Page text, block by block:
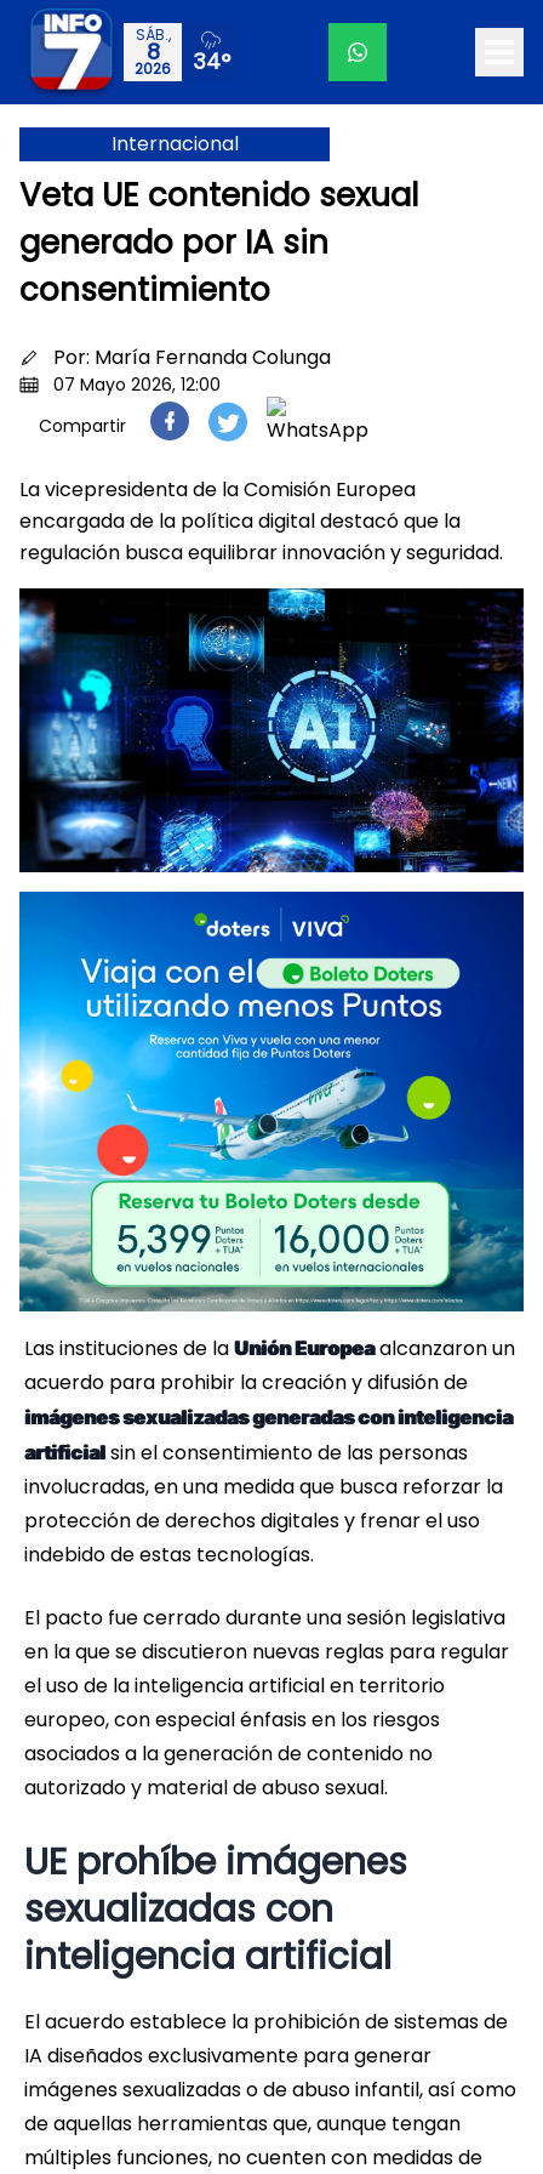
SÁB.,
8
2026 34°
Internacional
Veta UE contenido sexual
generado por IA sin
consentimiento
Por: María Fernanda Colunga
07 Mayo 2026, 12:00
Compartir
La vicepresidenta de la Comisión Europea
encargada de la política digital destacó que la
regulación busca equilibrar innovación y seguridad.
Las instituciones de la Unión Europeaalcanzaron un
acuerdo para prohibir la creación y difusión de
imágenes sexualizadas generadas con inteligencia
artificial sin el consentimiento de las personas
involucradas, en una medida que busca reforzar la
protección de derechos digitales y frenar el uso
indebido de estas tecnologías.
El pacto fue cerrado durante una sesión legislativa
en la que se discutieron nuevas reglas para regular
el uso de la inteligencia artificial en territorio
europeo, con especial énfasis en los riesgos
asociados a la generación de contenido no
autorizado y material de abuso sexual.
UE prohíbe imágenes
sexualizadas con
inteligencia artificial
El acuerdo establece la prohibición de sistemas de
IA diseñados exclusivamente para generar
imágenes sexualizadas o de abuso infantil, así como
de aquellas herramientas que, aunque tengan
múltiples funciones, no cuenten con medidas de